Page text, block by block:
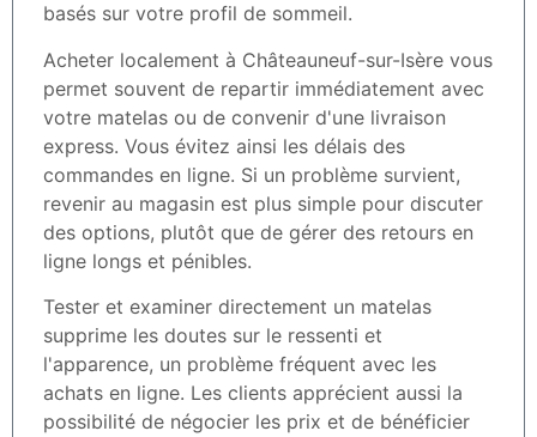
basés sur votre profil de sommeil.
Acheter localement à Châteauneuf-sur-Isère vous
permet souvent de repartir immédiatement avec
votre matelas ou de convenir d'une livraison
express. Vous évitez ainsi les délais des
commandes en ligne. Si un problème survient,
revenir au magasin est plus simple pour discuter
des options, plutôt que de gérer des retours en
ligne longs et pénibles.
Tester et examiner directement un matelas
supprime les doutes sur le ressenti et
l'apparence, un problème fréquent avec les
achats en ligne. Les clients apprécient aussi la
possibilité de négocier les prix et de bénéficier